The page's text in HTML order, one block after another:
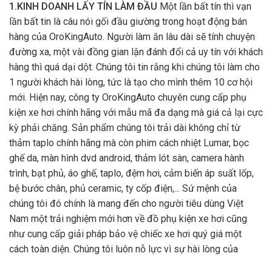
1.KINH DOANH LẤY TÍN LÀM ĐẦU Một lần bất tín thì vạn
lần bất tin là câu nói gối đầu giường trong hoạt động bán
hàng của OroKingAuto. Người làm ăn lâu dài sẽ tính chuyện
đường xa, một vài đồng gian lận đánh đổi cả uy tín với khách
hàng thì quá dại dột. Chúng tôi tin rằng khi chúng tôi làm cho
1 người khách hài lòng, tức là tạo cho mình thêm 10 cơ hội
mới. Hiện nay, công ty OroKingAuto chuyên cung cấp phụ
kiện xe hơi chính hãng với mẫu mã đa dạng mà giá cả lại cực
kỳ phải chăng. Sản phẩm chúng tôi trải dài không chỉ từ
thảm taplo chính hãng mà còn phim cách nhiệt Lumar, bọc
ghế da, màn hình dvd android, thảm lót sàn, camera hành
trình, bạt phủ, áo ghế, taplo, đệm hơi, cảm biến áp suất lốp,
bệ bước chân, phủ ceramic, ty cốp điện,... Sứ mệnh của
chúng tôi đó chính là mang đến cho người tiêu dùng Việt
Nam một trải nghiệm mới hơn về đồ phụ kiện xe hơi cũng
như cung cấp giải pháp bảo vệ chiếc xe hơi quý giá một
cách toàn diện. Chúng tôi luôn nỗ lực vì sự hài lòng của